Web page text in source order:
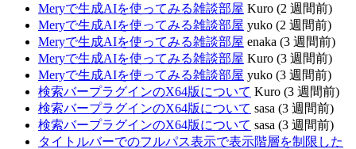
Meryで生成AIを使ってみる雑談部屋 Kuro (2 週間前)
Meryで生成AIを使ってみる雑談部屋 yuko (2 週間前)
Meryで生成AIを使ってみる雑談部屋 enaka (3 週間前)
Meryで生成AIを使ってみる雑談部屋 Kuro (3 週間前)
Meryで生成AIを使ってみる雑談部屋 yuko (3 週間前)
検索バープラグインのX64版について Kuro (3 週間前)
検索バープラグインのX64版について sasa (3 週間前)
検索バープラグインのX64版について sasa (3 週間前)
タイトルバーでのフルパス表示で表示階層を制限した